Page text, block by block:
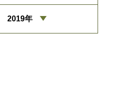
2019年